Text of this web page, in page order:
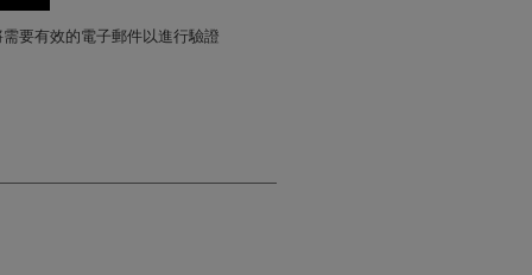
要有效的電子郵件以進行驗證